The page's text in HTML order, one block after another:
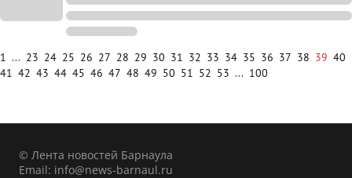
1 ... 23 24 25 26 27 28 29 30 31 32 33 34 35 36 37 38 39 40
41 42 43 44 45 46 47 48 49 50 51 52 53 ... 100
© Лента новостей Барнаула
Email: info@news-barnaul.ru